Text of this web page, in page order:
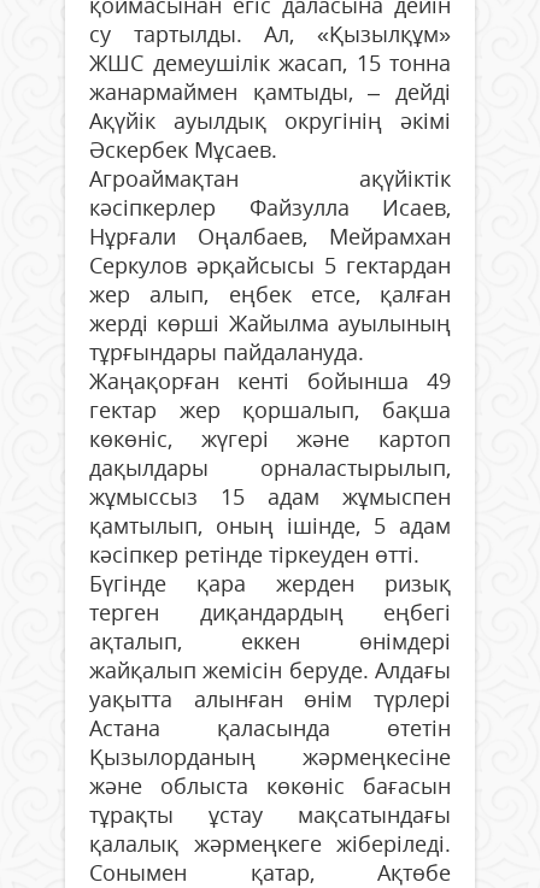
су тартылды. Ал, «Қызылқұм»
ЖШС демеушілік жасап, 15 тонна
жанармаймен қамтыды, – дейді
Ақүйік ауылдық округінің әкімі
Әскербек Мұсаев.
Агроаймақтан ақүйіктік
кәсіпкерлер Файзулла Исаев,
Нұрғали Оңалбаев, Мейрамхан
Серкулов әрқайсысы 5 гектардан
жер алып, еңбек етсе, қалған
жерді көрші Жайылма ауылының
тұрғындары пайдалануда.
Жаңақорған кенті бойынша 49
гектар жер қоршалып, бақша
көкөніс, жүгері және картоп
дақылдары орналастырылып,
жұмыссыз 15 адам жұмыспен
қамтылып, оның ішінде, 5 адам
кәсіпкер ретінде тіркеуден өтті.
Бүгінде қара жерден ризық
терген диқандардың еңбегі
ақталып, еккен өнімдері
жайқалып жемісін беруде. Алдағы
уақытта алынған өнім түрлері
Астана қаласында өтетін
Қызылорданың жәрмеңкесіне
және облыста көкөніс бағасын
тұрақты ұстау мақсатындағы
қалалық жәрмеңкеге жіберіледі.
Сонымен қатар, Ақтөбе